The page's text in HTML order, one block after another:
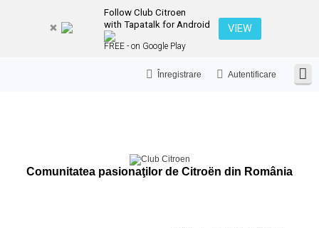
Follow Club Citroen
with Tapatalk for Android
FREE - on Google Play
VIEW
Autentificare
Înregistrare
Comunitatea pasionaţilor de Citroën din România